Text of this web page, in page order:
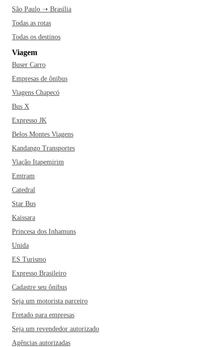
São Paulo ➝ Brasília
Todas as rotas
Todas os destinos
Viagem
Buser Carro
Empresas de ônibus
Viagens Chapecó
Bus X
Expresso JK
Belos Montes Viagens
Kandango Transportes
Viação Itapemirim
Emtram
Catedral
Star Bus
Kaissara
Princesa dos Inhamuns
Unida
ES Turismo
Expresso Brasileiro
Cadastre seu ônibus
Seja um motorista parceiro
Fretado para empresas
Seja um revendedor autorizado
Agências autorizadas